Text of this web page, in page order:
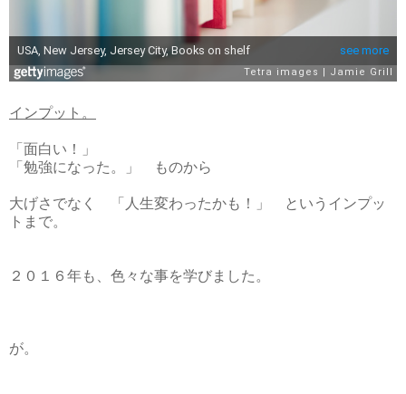
インプット。
「面白い！」
「勉強になった。」 ものから
大げさでなく 「人生変わったかも！」 というインプッ
トまで。
２０１６年も、色々な事を学びました。
が。